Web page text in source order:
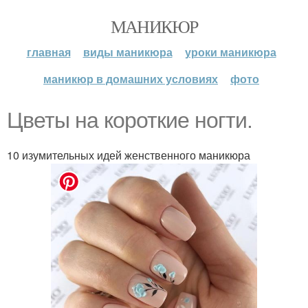
МАНИКЮР
главная виды маникюра
уроки маникюра
маникюр в домашних условиях
фото
Цветы на короткие ногти.
10 изумительных идей женственного маникюра